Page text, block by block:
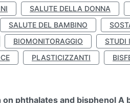
SALUTE DELLA DONNA
SALUTE DEL BAMBINO
BIOMONITORAGGIO STUDI
PLASTICIZZANTI
on phthalates and bisphenol